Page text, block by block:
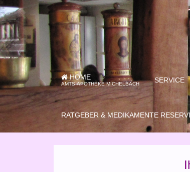
HOME
AMTS-APOTHEKE MICHELBACH SERVICE
RATGEBER & MEDIKAMENTE